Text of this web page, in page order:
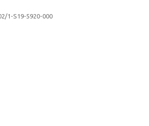
1-S19-5920-000